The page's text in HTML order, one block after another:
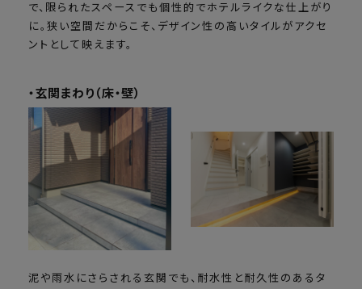
で、限られたスペースでも個性的でホテルライクな仕上がり
に。狭い空間だからこそ、デザイン性の高いタイルがアクセ
ントとして映えます。
・玄関まわり（床・壁）
泥や雨水にさらされる玄関でも、耐水性と耐久性のあるタ